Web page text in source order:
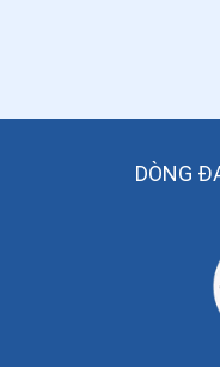
Ngày 19/02 Chân
Ngày 18/02 Chân
DÒNG